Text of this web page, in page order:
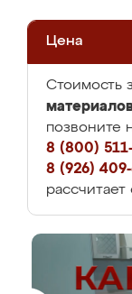
Цена
Стоимость
позвоните
8 (800)
8 (926)
рассчитает